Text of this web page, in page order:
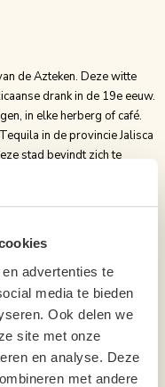
advertenties te
media te bieden
Ook delen we
site met onze
en analyse. Deze
met andere
de Azteken. Deze witte
drank in de 19e eeuw.
in elke herberg of café.
in de provincie Jalisca
stad bevindt zich te
uit dode vulkanische
asgrond. Alleen de
een schijfje citroen te
of longdrink.